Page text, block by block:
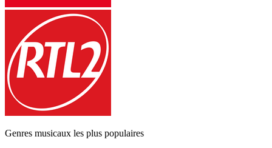
Genres musicaux les plus populaires